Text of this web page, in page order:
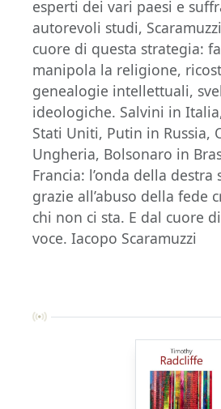
esperti dei vari paesi e
autorevoli studi,
cuore di questa strategia:
manipola la religione,
genealogie intellettuali,
ideologiche. Salvini in
Stati Uniti, Putin in Russia,
Ungheria, Bolsonaro in
Francia: l’onda della destra
grazie all’abuso della fede
chi non ci sta. E dal cuore
voce. Iacopo Scaramuzzi